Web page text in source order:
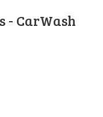
- CarWash